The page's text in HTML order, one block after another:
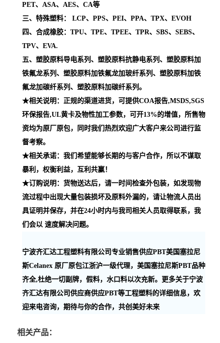
PET、ASA、AES、CA等
三、特殊塑料： LCP、PPS、PEI、PPA、TPX、EVOH
四、合成橡胶：TPU、TPE、TPEE、TPR、SBS、SEBS、
TPV、EVA.
五、塑胶原料导电系列、塑胶原料抗静电系列、塑胶原料加
铁氟龙系列、塑胶原料加铁氟龙加玻纤系列、塑胶原料加铁
氟龙加碳纤系列、塑胶原料加碳纤系列。
★相关说明：正规的渠道进货，可提供COA报告,MSDS,SGS
环保报告,UL黄卡及物性加工参数，可开13%的增值，所售物
资均为原厂原包，同时我们热烈欢迎广大客户来公司进行监
督考察。
★相关承诺：我们希望能够长期的与客户合作，所以不谋取
暴利，权衡利益，互利共赢！
★订购说明：货物送达后，请一时间检查外包装，如发现物
流过程中出现大量包装损坏及原料外漏的，请让物流人员出
具证明并保存，并在24小时内与我司相关人员取得联系，我
们会以 速度解决问题。
宁波齐汇达工程塑料有限公司专业销售供应PBT美国塞拉尼
斯Celanex 原厂原包江浙沪一级代理，美国塞拉尼斯PBT品种
齐全,杜绝一切副牌，假料，水口料以次充新。更多关于宁波
齐汇达有限公司供应商供应PBT等工程塑料的详细信息，欢
迎来电咨询，期待与你的合作，共创美好未来
相关产品：